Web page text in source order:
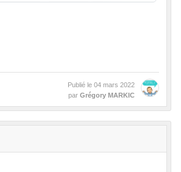
Publié le 04 mars 2022
par Grégory MARKIC